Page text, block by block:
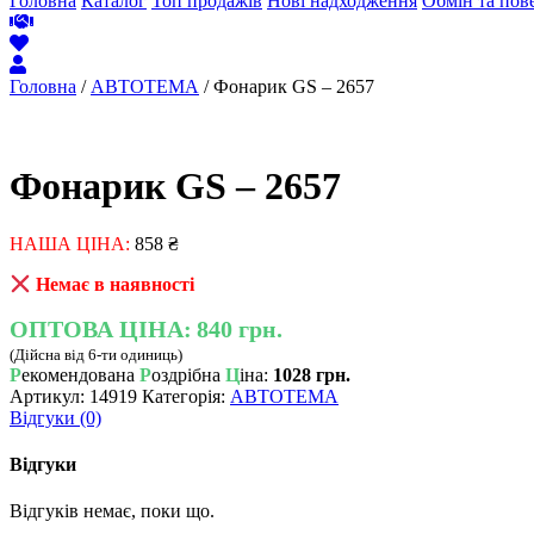
Головна / АВТОТЕМА / Фонарик GS – 2657
Фонарик GS – 2657
НАША ЦІНА: 858 ₴
Немає в наявності
ОПТОВА ЦІНА: 840 грн.
(Дійсна від 6-ти одиниць)
Рекомендована Роздрібна Ціна: 1028 грн.
Артикул: 14919 Категорія: АВТОТЕМА
Відгуки (0)
Відгуки
Відгуків немає, поки що.